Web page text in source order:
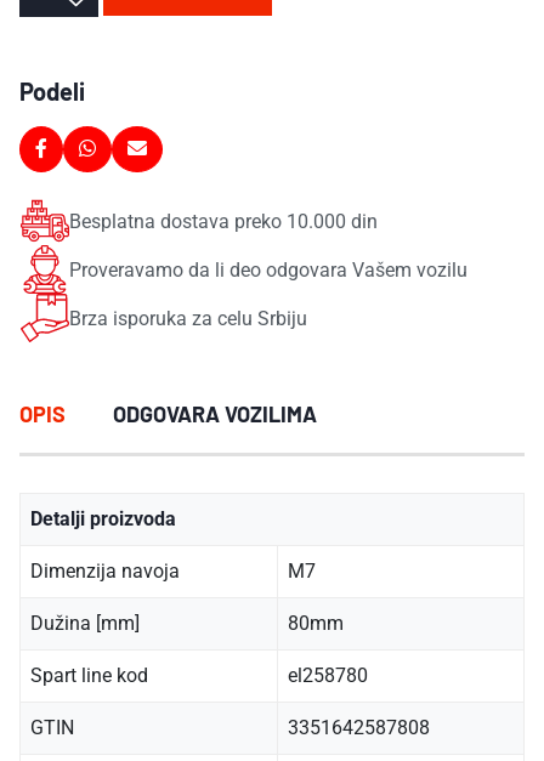
Podeli
Besplatna dostava preko 10.000 din
Proveravamo da li deo odgovara Vašem vozilu
Brza isporuka za celu Srbiju
OPIS ODGOVARA VOZILIMA
Detalji proizvoda
Dimenzija navoja M7
Dužina [mm] 80mm
Spart line kod el258780
GTIN 3351642587808